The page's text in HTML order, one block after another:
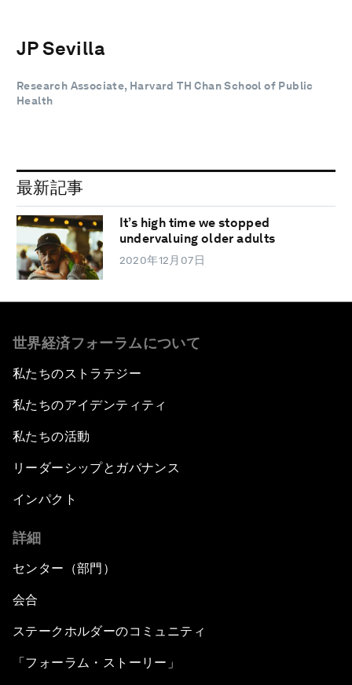
JP Sevilla
Research Associate, Harvard TH Chan School of Public
Health
最新記事
It’s high time we stopped
undervaluing older adults
2020年12月07日
世界経済フォーラムについて
私たちのストラテジー
私たちのアイデンティティ
私たちの活動
リーダーシップとガバナンス
インパクト
詳細
センター（部門）
会合
ステークホルダーのコミュニティ
「フォーラム・ストーリー」